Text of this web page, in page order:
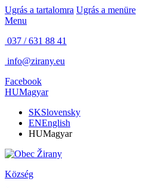
Ugrás a tartalomra Ugrás a menüre
Menu
037 / 631 88 41
info@zirany.eu
Facebook
HUMagyar
SKSlovensky
ENEnglish
HUMagyar
Község